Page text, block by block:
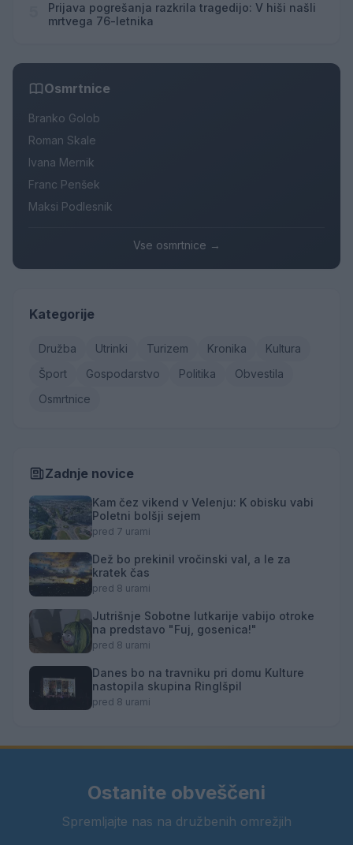
Prijava pogrešanja razkrila tragedijo: V hiši našli
mrtvega 76-letnika
Osmrtnice
Branko Golob
Roman Skale
Ivana Mernik
Franc Penšek
Maksi Podlesnik
Vse osmrtnice →
Kategorije
Družba Utrinki Turizem Kronika
Kultura
Šport
Gospodarstvo Politika
Obvestila
Osmrtnice
Zadnje novice
Kam čez vikend v Velenju: K obisku vabi
Poletni bolšji sejem
pred 7 urami
Dež bo prekinil vročinski val, a le za
kratek čas
pred 8 urami
Jutrišnje Sobotne lutkarije vabijo otroke
na predstavo "Fuj, gosenica!"
pred 8 urami
Danes bo na travniku pri domu Kulture
nastopila skupina Ringlšpil
pred 8 urami
Ostanite obveščeni
Spremljajte nas na družbenih omrežjih